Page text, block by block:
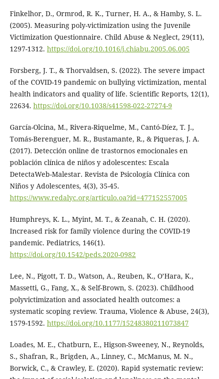
Finkelhor, D., Ormrod, R. K., Turner, H. A., & Hamby, S. L.
(2005). Measuring poly-victimization using the Juvenile
Victimization Questionnaire. Child Abuse & Neglect, 29(11),
1297-1312. https://doi.org/10.1016/j.chiabu.2005.06.005
Forsberg, J. T., & Thorvaldsen, S. (2022). The severe impact
of the COVID-19 pandemic on bullying victimization, mental
health indicators and quality of life. Scientific Reports, 12(1),
22634. https://doi.org/10.1038/s41598-022-27274-9
García-Olcina, M., Rivera-Riquelme, M., Cantó-Díez, T. J.,
Tomás-Berenguer, M. R., Bustamante, R., & Piqueras, J. A.
(2017). Detección online de trastornos emocionales en
población clínica de niños y adolescentes: Escala
DetectaWeb-Malestar. Revista de Psicología Clínica con
Niños y Adolescentes, 4(3), 35-45.
https://www.redalyc.org/articulo.oa?id=477152557005
Humphreys, K. L., Myint, M. T., & Zeanah, C. H. (2020).
Increased risk for family violence during the COVID-19
pandemic. Pediatrics, 146(1).
https://doi.org/10.1542/peds.2020-0982
Lee, N., Pigott, T. D., Watson, A., Reuben, K., O’Hara, K.,
Massetti, G., Fang, X., & Self-Brown, S. (2023). Childhood
polyvictimization and associated health outcomes: a
systematic scoping review. Trauma, Violence & Abuse, 24(3),
1579-1592. https://doi.org/10.1177/15248380211073847
Loades, M. E., Chatburn, E., Higson-Sweeney, N., Reynolds,
S., Shafran, R., Brigden, A., Linney, C., McManus, M. N.,
Borwick, C., & Crawley, E. (2020). Rapid systematic review: